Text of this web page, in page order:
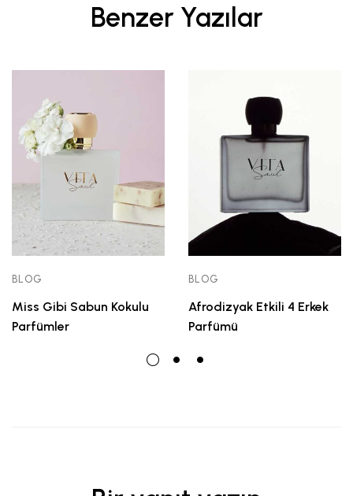
Benzer Yazılar
BLOG
Miss Gibi Sabun Kokulu
Parfümler
BLOG
Afrodizyak Etkili 4 Erkek
Parfümü